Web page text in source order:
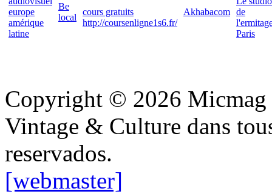
europe
amérique
latine
Be
local
cours gratuits
http://coursenligne1s6.fr/
Akhabacom de
Paris
Copyright © 2026 Micmag
Vintage & Culture dans
reservados.
[webmaster]